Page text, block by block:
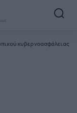
κυβερνοασφάλειας